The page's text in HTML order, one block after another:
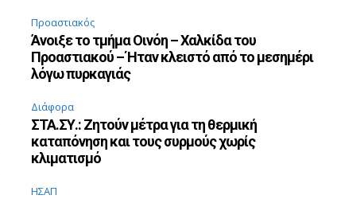
Προαστιακός
Άνοιξε το τμήμα Οινόη – Χαλκίδα του
Προαστιακού – Ήταν κλειστό από το μεσημέρι
λόγω πυρκαγιάς
Διάφορα
ΣΤΑ.ΣΥ.: Ζητούν μέτρα για τη θερμική
καταπόνηση και τους συρμούς χωρίς
κλιματισμό
ΗΣΑΠ